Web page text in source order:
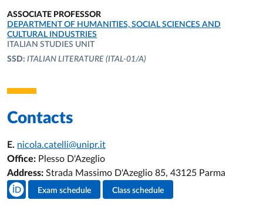
ASSOCIATE PROFESSOR
ORGANIZATIONAL AFFILIATION:
DEPARTMENT OF HUMANITIES, SOCIAL SCIENCES AND
CULTURAL INDUSTRIES
ITALIAN STUDIES UNIT
SSD: ITALIAN LITERATURE (ITAL-01/A)
Contacts
E. nicola.catelli@unipr.it
Office: Plesso D'Azeglio
Address: Strada Massimo D'Azeglio 85, 43125 Parma
Teacher's social media
Exam schedule Class schedule